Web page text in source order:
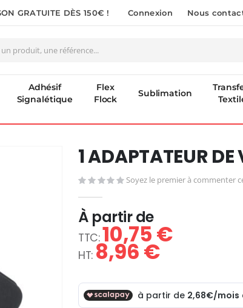
GRATUITE DÈS 150€ ! Connexion Nous
Adhésif
Signalétique
Flex
Flock
Sublimation
1 ADAPTATEUR
Soyez le premier à commenter
À partir de
10,75 €
8,96 €